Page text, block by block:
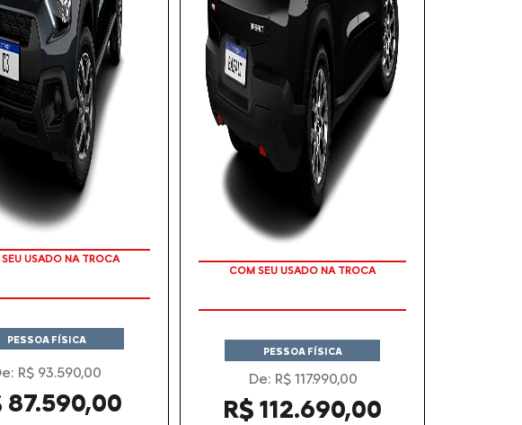
APROVEITE!
PESSOA FÍSICA
R$ 93.590,00
87.590,00
APROVEITE!
PESSOA FÍSICA
De: R$ 117.990,00
R$ 112.690,00